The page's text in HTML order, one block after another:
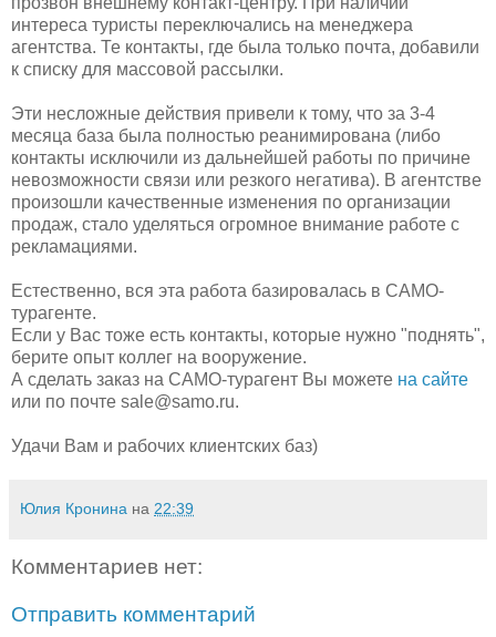
интереса туристы переключались на менеджера
агентства. Те контакты, где была только почта, добавили
к списку для массовой рассылки.
Эти несложные действия привели к тому, что за 3-4
месяца база была полностью реанимирована (либо
контакты исключили из дальнейшей работы по причине
невозможности связи или резкого негатива). В агентстве
произошли качественные изменения по организации
продаж, стало уделяться огромное внимание работе с
рекламациями.
Естественно, вся эта работа базировалась в САМО-
турагенте.
Если у Вас тоже есть контакты, которые нужно "поднять",
берите опыт коллег на вооружение.
А сделать заказ на САМО-турагент Вы можете на сайте
или по почте sale@samo.ru.
Удачи Вам и рабочих клиентских баз)
Юлия Кронина на 22:39
Комментариев нет:
Отправить комментарий